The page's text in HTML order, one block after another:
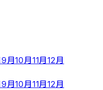
9月10月 11月12月
9月10月 11月12月